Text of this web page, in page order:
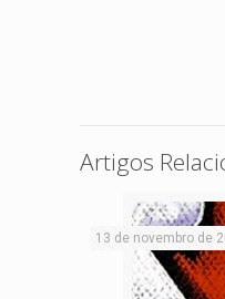
Artigos
13 de novembro de